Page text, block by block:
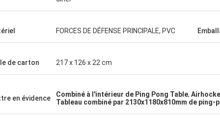
KENHO Il semble que nous avons
Anders
FORCES DE DÉFENSE PRINCIPALE, PVC
de carton 217 x 126 x 22 cm
en évidence Combiné à l'intérieur de Ping Pong Table,
Tableau combiné par 2130x1180x810mm de ping-